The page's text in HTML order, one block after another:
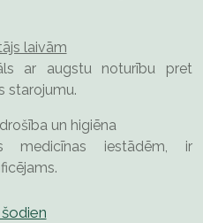
laivām
ar augstu noturību pret
starojumu.
un higiēna
medicīnas iestādēm, ir